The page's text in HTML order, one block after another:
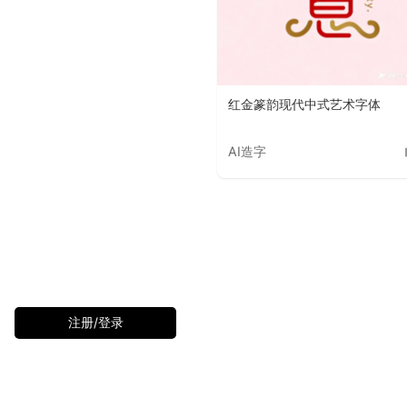
注册/登录
红金篆韵现代中式艺术字体
AI造字